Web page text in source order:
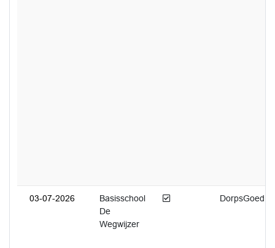
03-07-2026
Basisschool
De
Wegwijzer
Afgedaan DorpsGoed